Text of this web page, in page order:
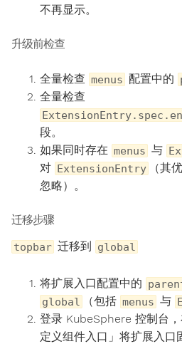
不再显示。
升级前检查
全量检查 menus 配置中的
全量检查
段。
如果同时存在 menus 与
对 ExtensionEntry （其
忽略）。
迁移步骤
topbar 迁移到 global
将扩展入口配置中的
global （包括 menus 与
登录 KubeSphere 控制台
定义组件入口」将扩展入口